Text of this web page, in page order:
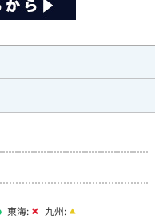
東海: 九州: